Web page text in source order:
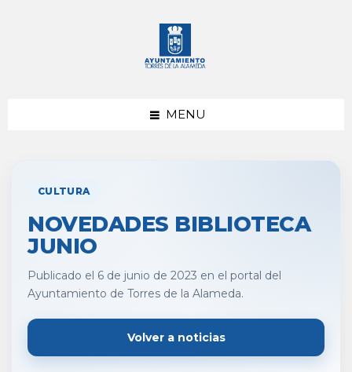
MENU
CULTURA
NOVEDADES BIBLIOTECA
JUNIO
Publicado el 6 de junio de 2023 en el portal del
Ayuntamiento de Torres de la Alameda.
Volver a noticias